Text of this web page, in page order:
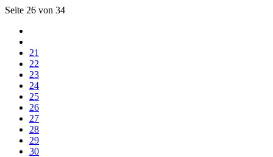
Seite 26 von 34
21
22
23
24
25
26
27
28
29
30